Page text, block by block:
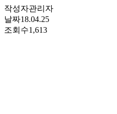
작성자관리자
날짜18.04.25
조회수1,613